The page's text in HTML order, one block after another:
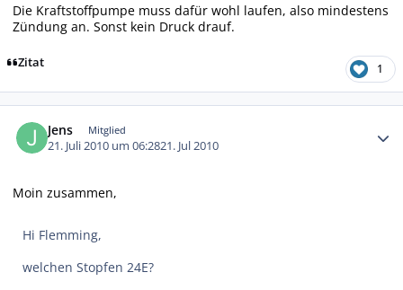
Die Kraftstoffpumpe muss dafür wohl laufen, also mindestens
Zündung an. Sonst kein Druck drauf.
Zitat 1
Jens Mitglied
21. Juli 2010 um 06:2821. Jul 2010
Moin zusammen,
Hi Flemming,
welchen Stopfen 24E?